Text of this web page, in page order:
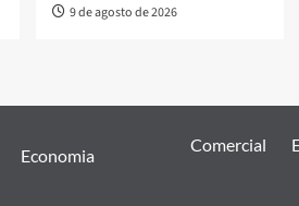
9 de agosto de 2026
Economia
Comercial